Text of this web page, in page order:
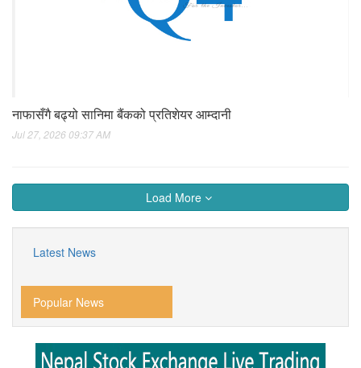
नाफासँगै बढ्यो सानिमा बैंकको प्रतिशेयर आम्दानी
Jul 27, 2026 09:37 AM
Load More
Latest News
Popular News